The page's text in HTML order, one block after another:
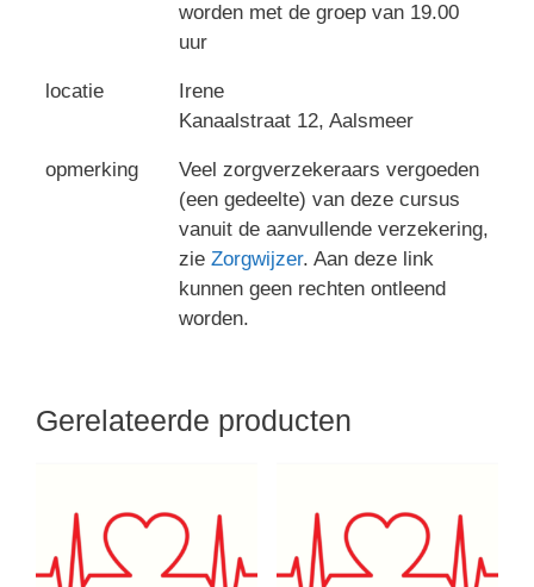
worden met de groep van 19.00
uur
locatie
Irene
Kanaalstraat 12, Aalsmeer
opmerking
Veel zorgverzekeraars vergoeden
(een gedeelte) van deze cursus
vanuit de aanvullende verzekering,
zie Zorgwijzer. Aan deze link
kunnen geen rechten ontleend
worden.
Gerelateerde producten